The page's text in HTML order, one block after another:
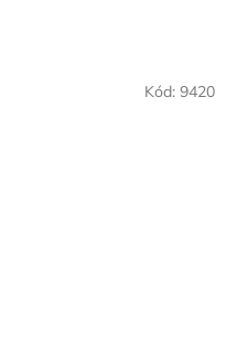
Kód: 9420